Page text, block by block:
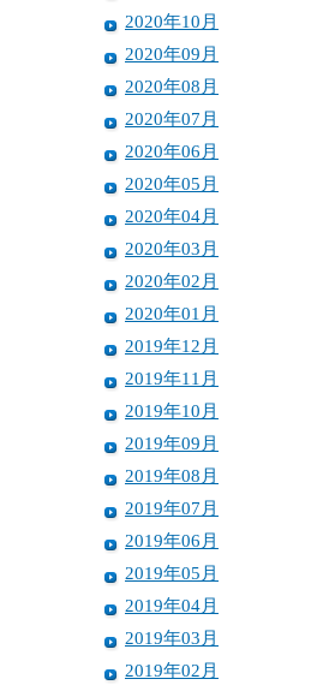
2020年10月
2020年09月
2020年08月
2020年07月
2020年06月
2020年05月
2020年04月
2020年03月
2020年02月
2020年01月
2019年12月
2019年11月
2019年10月
2019年09月
2019年08月
2019年07月
2019年06月
2019年05月
2019年04月
2019年03月
2019年02月